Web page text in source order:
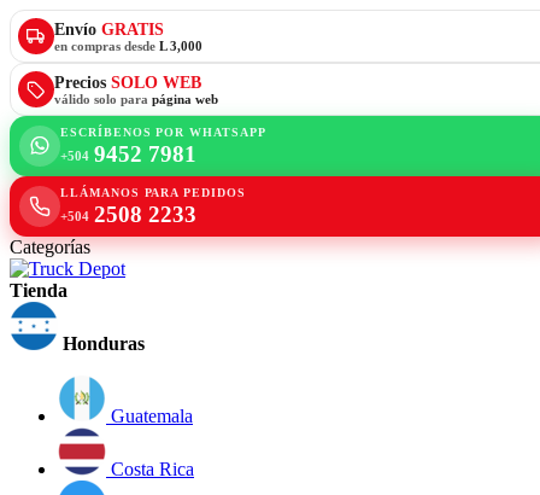
Envío GRATIS
en compras desde L 3,000
Precios SOLO WEB
válido solo para página web
ESCRÍBENOS POR WHATSAPP
+504 9452 7981
LLÁMANOS PARA PEDIDOS
+504 2508 2233
Categorías
Tienda
Honduras
Guatemala
Costa Rica